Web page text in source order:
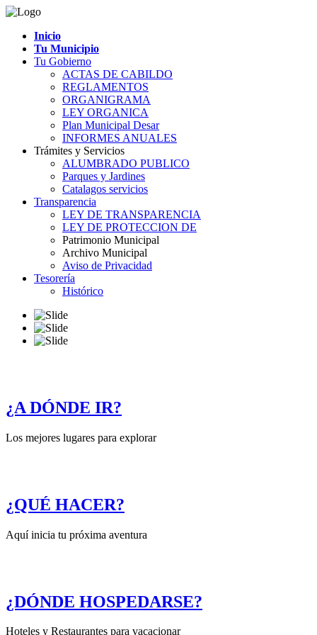
Inicio
Tu Municipio
Tu Gobierno
ACTAS DE CABILDO
REGLAMENTOS
ORGANIGRAMA
LEY ORGANICA
Plan Municipal Desar
INFORMES ANUALES
Trámites y Servicios
ALUMBRADO PUBLICO
Parques y Jardines
Catalagos servicios
Transparencia
LEY DE TRANSPARENCIA
LEY DE PROTECCION DE
Patrimonio Municipal
Archivo Municipal
Aviso de Privacidad
Tesorería
Histórico
¿A DÓNDE IR?
Los mejores lugares para explorar
¿QUÉ HACER?
Aquí inicia tu próxima aventura
¿DÓNDE HOSPEDARSE?
Hoteles y Restaurantes para vacacionar